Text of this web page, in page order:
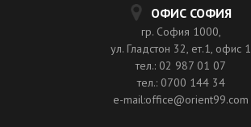
ОФИС СОФИЯ
гр. София 1000,
ул. Гладстон 32, ет.1, офис 1
тел.: 02 987 01 07
тел.: 0700 144 34
e-mail:office@orient99.com